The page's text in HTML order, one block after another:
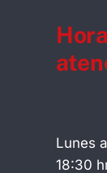
Lunes
18:30